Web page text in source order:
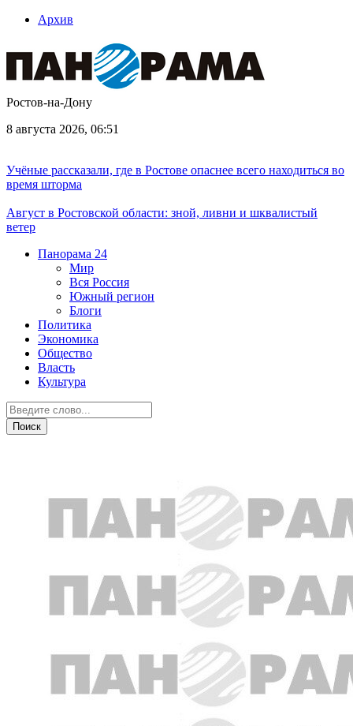
Архив
Ростов-на-Дону
8 августа 2026, 06:51
Учёные рассказали, где в Ростове опаснее всего находиться во
время шторма
Август в Ростовской области: зной, ливни и шквалистый
ветер
Панорама 24
Мир
Вся Россия
Южный регион
Блоги
Политика
Экономика
Общество
Власть
Культура